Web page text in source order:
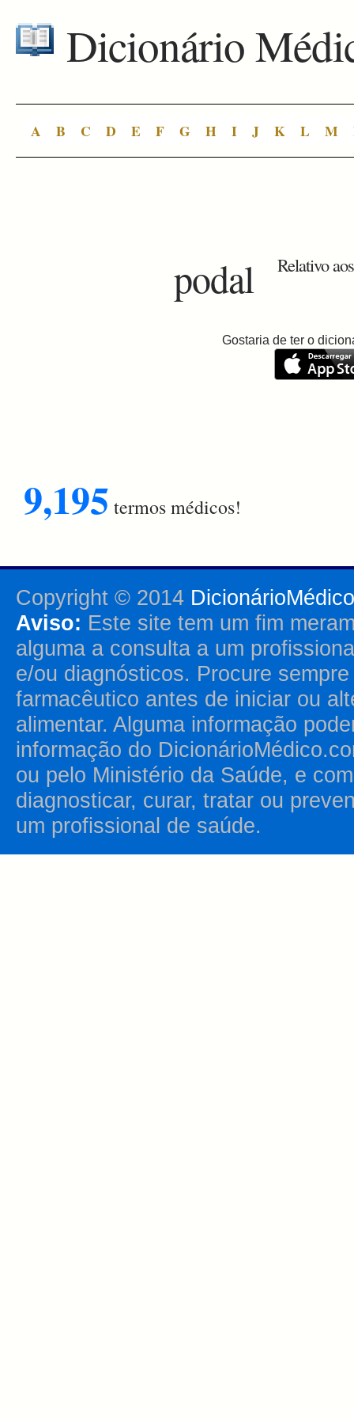
Dicionário
A B C D E F G H I J K L M
podal Relativo
Gostaria de ter o
9,195 termos médicos!
Copyright © 2014
Aviso: Este site tem um fim
alguma a consulta a um
e/ou diagnósticos. Procure
farmacêutico antes de iniciar ou
alimentar. Alguma informação
informação do
ou pelo Ministério da Saúde, e
diagnosticar, curar, tratar ou
um profissional de saúde.